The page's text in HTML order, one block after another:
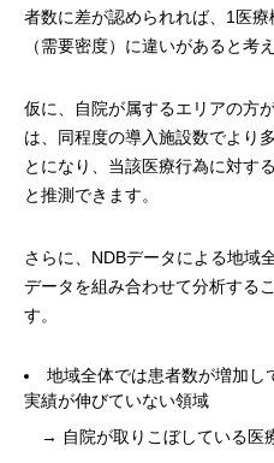
者数に差が認められれば、1医
（需要密度）に違いがあると考
仮に、自院が属するエリアの方
は、同程度の導入施設数でより
とになり、当該医療行為に対す
と推測できます。
さらに、NDBデータによる地域
データを組み合わせて分析する
す。
地域全体では患者数が増加し
実績が伸びていない領域
→ 自院が取りこぼしている医